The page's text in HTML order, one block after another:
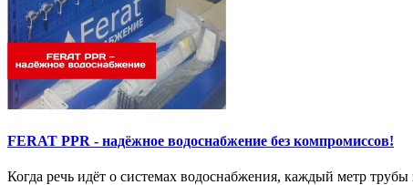
FERAT PPR - надёжное водоснабжение без компромиссов!
Когда речь идёт о системах водоснабжения, каждый метр